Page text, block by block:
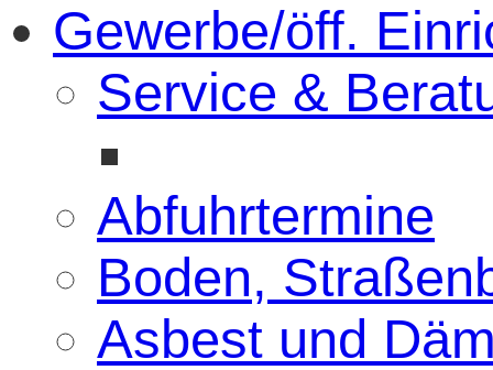
Gewerbe/öff.
Service &
Abfuhrtermine
Boden,
Asbest und